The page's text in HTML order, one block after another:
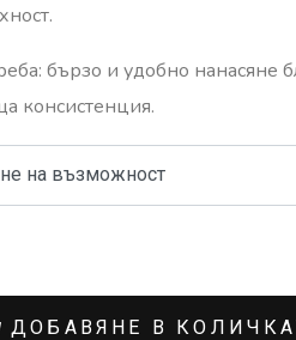
бързо и удобно нанасяне
консистенция.
ДОБАВЯНЕ В